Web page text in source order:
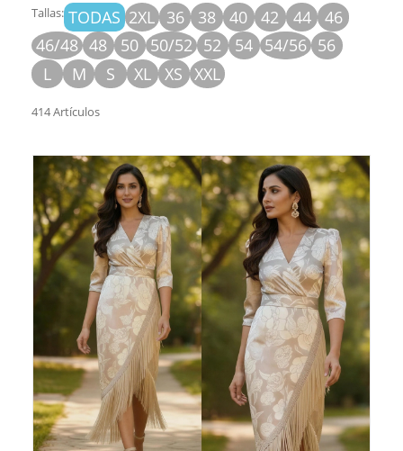
Tallas: TODAS 2XL 36 38 40 42 44
46
46/48 48 50 50/52 52 54 54/56 56
L
M S XL XS XXL
414 Artículos